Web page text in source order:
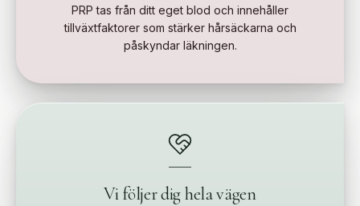
PRP tas från ditt eget blod och innehåller
tillväxtfaktorer som stärker hårsäckarna och
påskyndar läkningen.
Vi följer dig hela vägen